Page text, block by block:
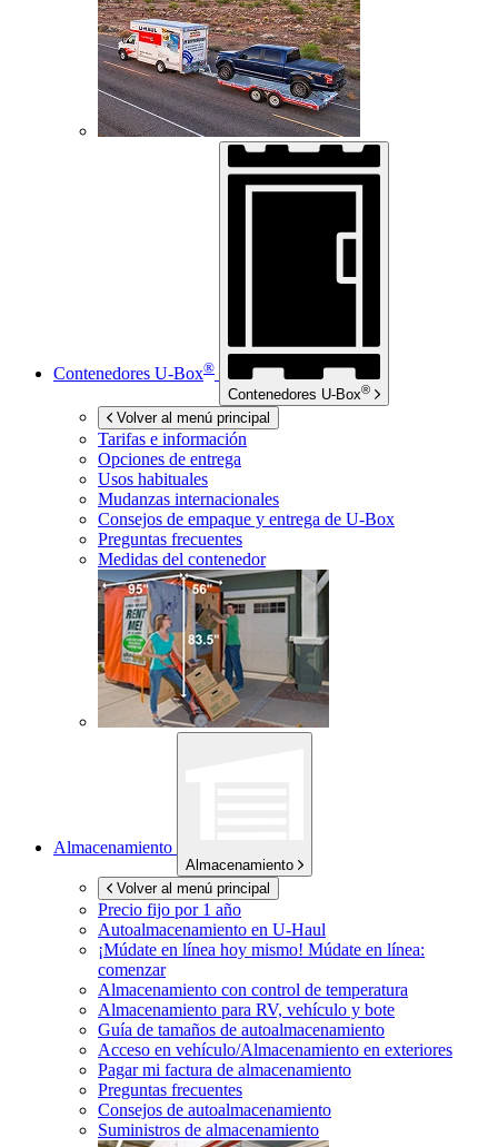
Contenedores U-Box®
Contenedores U-Box®
Volver al menú principal
Tarifas e información
Opciones de entrega
Usos habituales
Mudanzas internacionales
Consejos de empaque y entrega de U-Box
Preguntas frecuentes
Medidas del contenedor
Almacenamiento
Almacenamiento
Volver al menú principal
Precio fijo por 1 año
Autoalmacenamiento en U-Haul
¡Múdate en línea hoy mismo! Múdate en línea:
comenzar
Almacenamiento con control de temperatura
Almacenamiento para RV, vehículo y bote
Guía de tamaños de autoalmacenamiento
Acceso en vehículo/Almacenamiento en exteriores
Pagar mi factura de almacenamiento
Preguntas frecuentes
Consejos de autoalmacenamiento
Suministros de almacenamiento